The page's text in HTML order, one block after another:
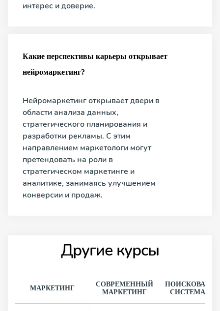
интерес и доверие.
Какие перспективы карьеры открывает
нейромаркетинг?
Нейромаркетинг открывает двери в
области анализа данных,
стратегического планирования и
разработки рекламы. С этим
направлением маркетологи могут
претендовать на роли в
стратегическом маркетинге и
аналитике, занимаясь улучшением
конверсии и продаж.
Другие курсы
МАРКЕТИНГ
СОВРЕМЕННЫЙ
МАРКЕТИНГ
ПОИСКОВАЯ
СИСТЕМА